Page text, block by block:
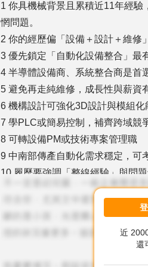
1 你具機械背景且累積近11年經
惘問題。
2 你的經歷偏「設備＋設計＋維修
3 優先鎖定「自動化設備整合」最
4 半導體設備商、系統整合商是首
5 避免再走純維修，成長性與薪資
6 機構設計可強化3D設計與模組化
7 學PLC或簡易控制，補齊跨域競
8 可轉設備PM或技術專案管理職
9 中南部傳產自動化需求穩定，可
10 履歷要強調「整線經驗」與問
11 面試主打「能獨立處理設備與
12 你想深入了解三方向：設備整
13 獨立處理設備＝從組裝到試車
14 整合能力重點在機構＋電控＋
近
還